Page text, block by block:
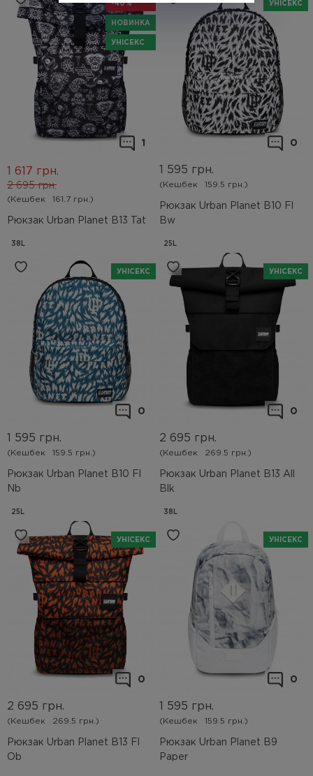
-40%
НОВИНКА
УНІСЕКС
1
Рюкзак Urban Planet B13 Tat
2 695 грн.
1 617 грн.
(Кешбек 161.7 грн.)
38L
УНІСЕКС
0
Рюкзак Urban Planet B10 Fl
Bw
1 595 грн.
(Кешбек 159.5 грн.)
25L
УНІСЕКС
0
Рюкзак Urban Planet B10 Fl
Nb
1 595 грн.
(Кешбек 159.5 грн.)
25L
УНІСЕКС
0
Рюкзак Urban Planet B13 All
Blk
2 695 грн.
(Кешбек 269.5 грн.)
38L
УНІСЕКС
0
Рюкзак Urban Planet B13 Fl
Ob
2 695 грн.
(Кешбек 269.5 грн.)
УНІСЕКС
0
Рюкзак Urban Planet B9
Paper
1 595 грн.
(Кешбек 159.5 грн.)